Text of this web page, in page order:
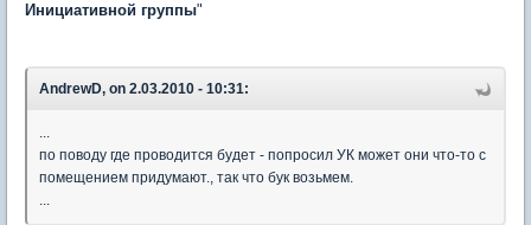
Инициативной группы"
AndrewD, on 2.03.2010 - 10:31:
...
по поводу где проводится будет - попросил УК может они что-то с
помещением придумают., так что бук возьмем.
...